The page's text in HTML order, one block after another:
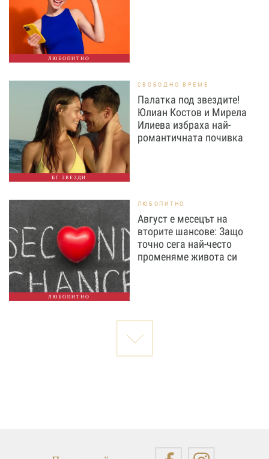
ЛЮБОПИТНО
БГ ЗВЕЗДИ
СВОБОДНО ВРЕМЕ
Палатка под звездите!
Юлиан Костов и Мирела
Илиева избраха най-
романтичната почивка
ЛЮБОПИТНО
ЛЮБОПИТНО
Август е месецът на
вторите шансове: Защо
точно сега най-често
променяме живота си